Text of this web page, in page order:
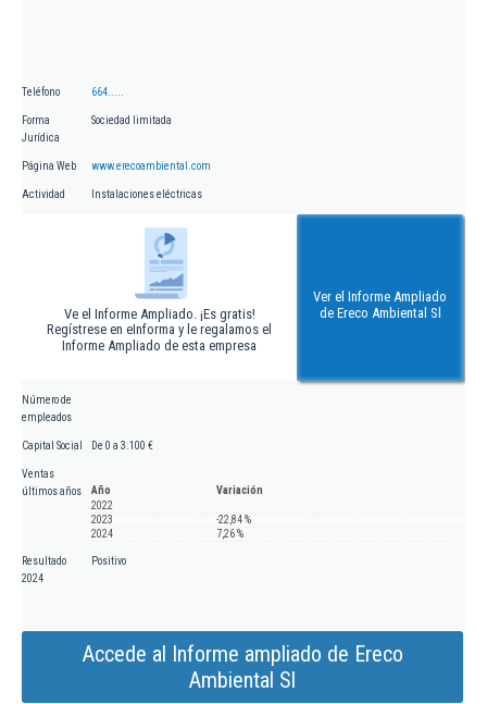
Teléfono 664.....
Forma
Jurídica
Sociedad limitada
Página Web www.erecoambiental.com
Actividad Instalaciones eléctricas
Ve el Informe Ampliado. ¡Es gratis!
Regístrese en eInforma y le regalamos el
Informe Ampliado de esta empresa
Ver el Informe Ampliado
de Ereco Ambiental Sl
Número de
empleados
Capital Social De 0 a 3.100 €
Ventas
últimos años
Año
Variación
2022
2023
-22,84 %
2024
7,26 %
Resultado
2024
Positivo
Accede al Informe ampliado de Ereco
Ambiental Sl